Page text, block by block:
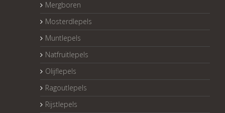
Mergboren
Mosterdlepels
Muntlepels
Natfruitlepels
Olijflepels
Ragoutlepels
Rijstlepels